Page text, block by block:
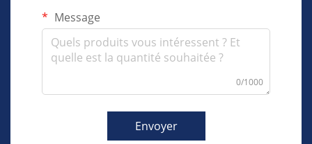
Message
0/1000
Envoyer